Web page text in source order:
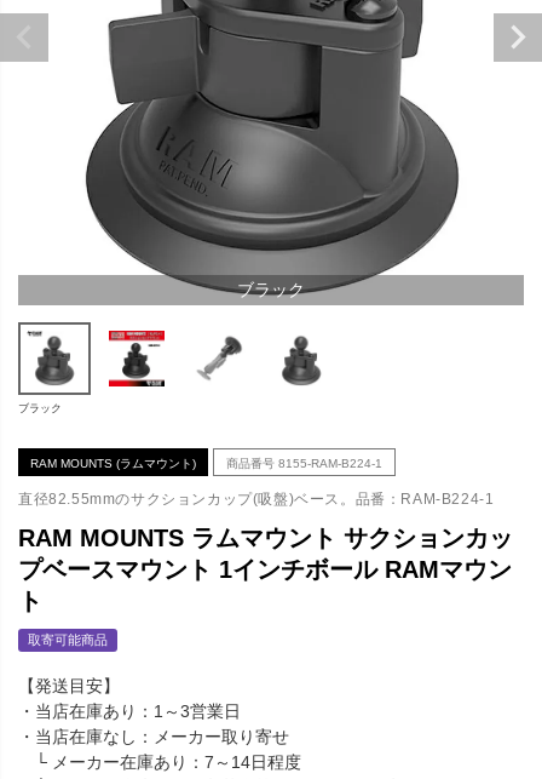
ブラック
ブラック
RAM MOUNTS (ラムマウント) 商品番号 8155-RAM-B224-1
直径82.55mmのサクションカップ(吸盤)ベース。品番：RAM-B224-1
RAM MOUNTS ラムマウント サクションカッ
プベースマウント 1インチボール RAMマウン
ト
取寄可能商品
【発送目安】
・当店在庫あり：1～3営業日
・当店在庫なし：メーカー取り寄せ
└ メーカー在庫あり：7～14日程度